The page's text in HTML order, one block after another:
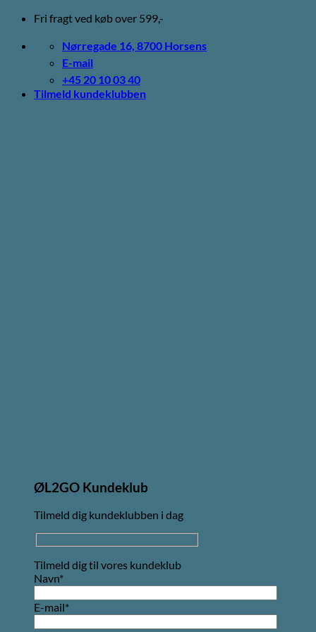
Fortsæt
indhold
Fri fragt ved køb over 599,-
Nørregade 16, 8700 Horsens
E-mail
+45 20 10 03 40
Tilmeld kundeklubben
ØL2GO Kundeklub
Tilmeld dig kundeklubben i dag
Tilmeld dig til vores kundeklub
Navn*
E-mail*